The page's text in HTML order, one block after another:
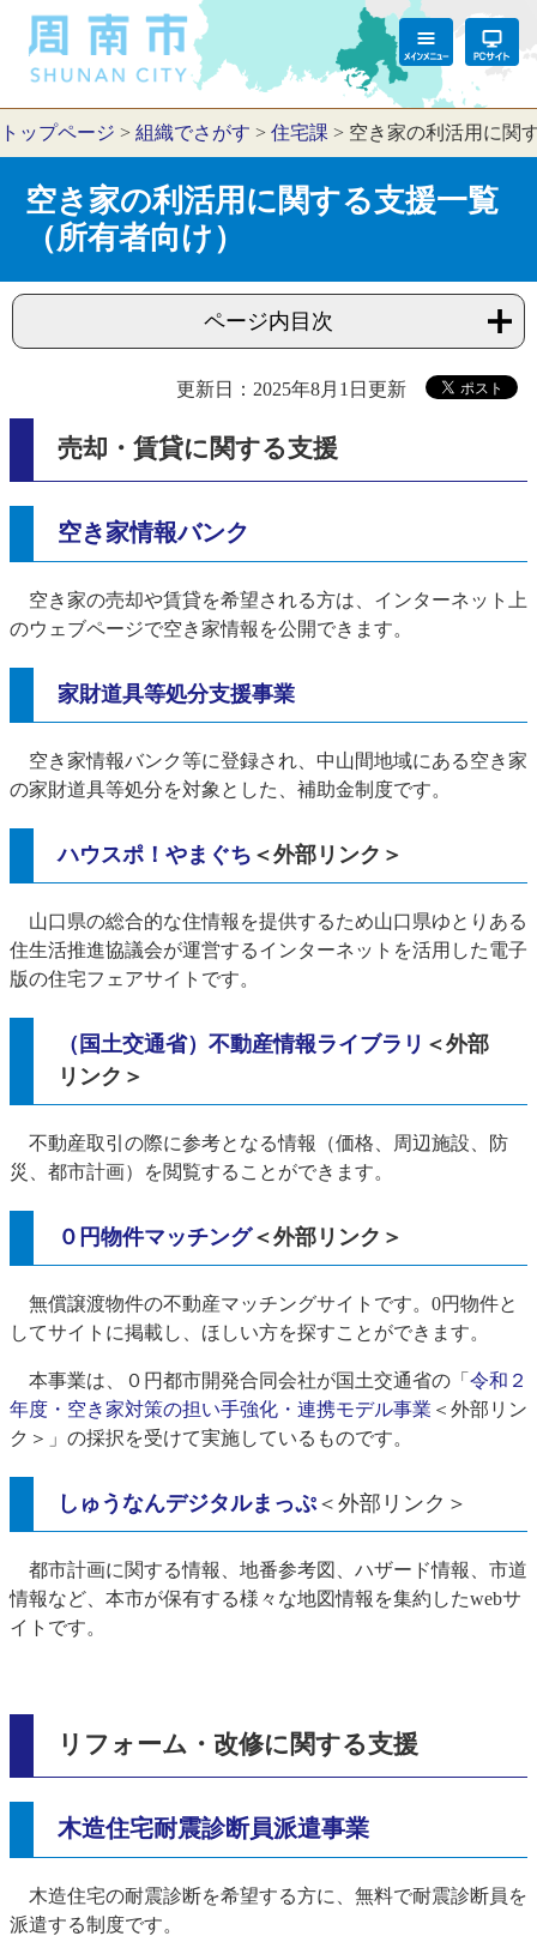
トップページ > 組織でさがす > 住宅課 > 空き家の利活用に関
空き家の利活用に関する支援一覧
（所有者向け）
ページ内目次
更新日：2025年8月1日更新
売却・賃貸に関する支援
空き家情報バンク
空き家の売却や賃貸を希望される方は、インターネット上
のウェブページで空き家情報を公開できます。
家財道具等処分支援事業
空き家情報バンク等に登録され、中山間地域にある空き家
の家財道具等処分を対象とした、補助金制度です。
ハウスポ！やまぐち ＜外部リンク＞
山口県の総合的な住情報を提供するため山口県ゆとりある
住生活推進協議会が運営するインターネットを活用した電子
版の住宅フェアサイトです。
（国土交通省）不動産情報ライブラリ ＜外部
リンク＞
不動産取引の際に参考となる情報（価格、周辺施設、防
災、都市計画）を閲覧することができます。​
０円物件マッチング＜外部リンク＞
無償譲渡物件の不動産マッチングサイトです。0円物件と
してサイトに掲載し、ほしい方を探すことができます。
本事業は、０円都市開発合同会社が国土交通省の「 令和２
年度・空き家対策の担い手強化・連携モデル事業 ＜外部リン
ク＞ 」の採択を受けて実施しているものです。
しゅうなんデジタルまっぷ＜外部リンク＞
都市計画に関する情報、地番参考図、ハザード情報、市道
情報など、本市が保有する様々な地図情報を集約したwebサ
イトです。
リフォーム・改修に関する支援
木造住宅耐震診断員派遣事業
木造住宅の耐震診断を希望する方に、無料で耐震診断員を
派遣する制度です。